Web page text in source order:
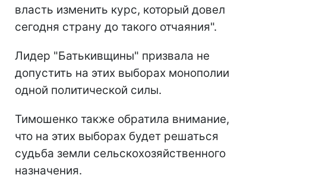
власть изменить курс, который довел
сегодня страну до такого отчаяния".
Лидер "Батькивщины" призвала не
допустить на этих выборах монополии
одной политической силы.
Тимошенко также обратила внимание,
что на этих выборах будет решаться
судьба земли сельскохозяйственного
назначения.